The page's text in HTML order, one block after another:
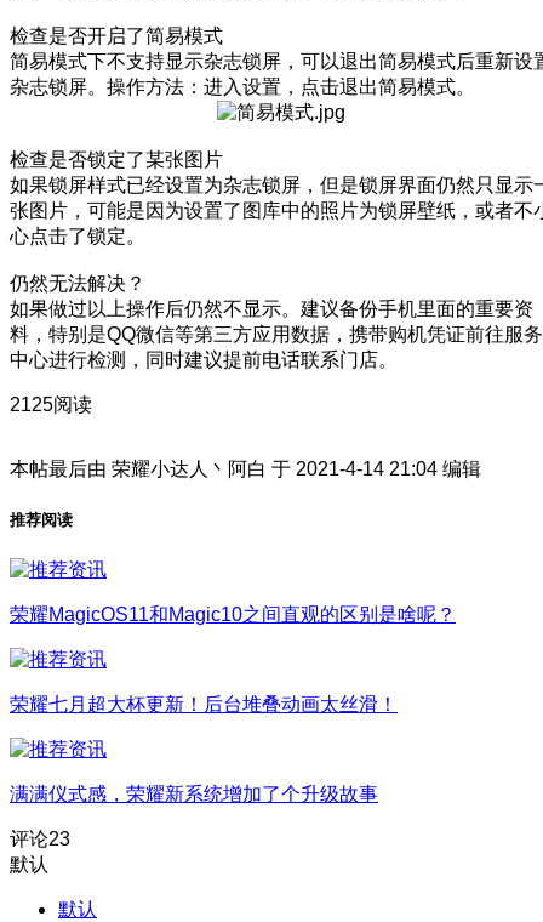
检查是否开启了简易模式
简易模式下不支持显示杂志锁屏，可以退出简易模式后重新设
杂志锁屏。操作方法：进入设置，点击退出简易模式。
检查是否锁定了某张图片
如果锁屏样式已经设置为杂志锁屏，但是锁屏界面仍然只显示
张图片，可能是因为设置了图库中的照片为锁屏壁纸，或者不
心点击了锁定。
仍然无法解决？
如果做过以上操作后仍然不显示。建议备份手机里面的重要资
料，特别是QQ微信等第三方应用数据，携带购机凭证前往服务
中心进行检测，同时建议提前电话联系门店。
2125阅读
本帖最后由 荣耀小达人丶阿白 于 2021-4-14 21:04 编辑
推荐阅读
荣耀MagicOS11和Magic10之间直观的区别是啥呢？
荣耀七月超大杯更新！后台堆叠动画太丝滑！
满满仪式感，荣耀新系统增加了个升级故事
评论23
默认
默认